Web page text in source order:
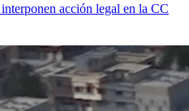
acción legal en la CC